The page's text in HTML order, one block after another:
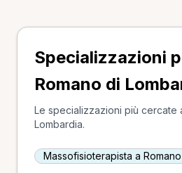
Specializzazioni
Romano di
Le specializzazioni più cercate
Lombardia.
Massofisioterapista a